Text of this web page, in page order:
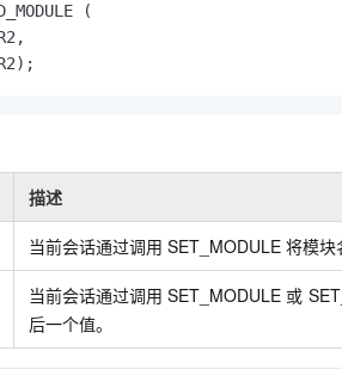
(
描述
当前会话通过调用 SET_MODULE 将模块
当前会话通过调用 SET_MODULE 或
后一个值。